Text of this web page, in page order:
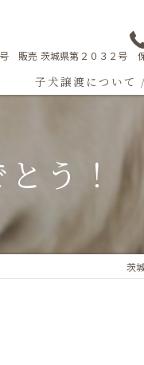
号 販売 茨城県第２０３２号
子犬譲渡について
う！
茨